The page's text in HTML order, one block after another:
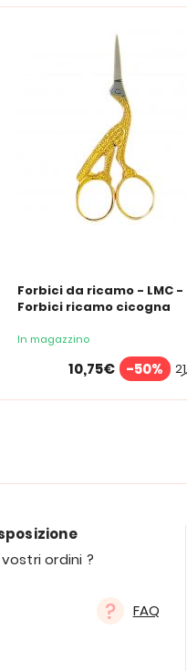
Forbici da ricamo - LMC -
Forbici ricamo cicogna
In magazzino
10,75€ -50%
ordini ?
FAQ